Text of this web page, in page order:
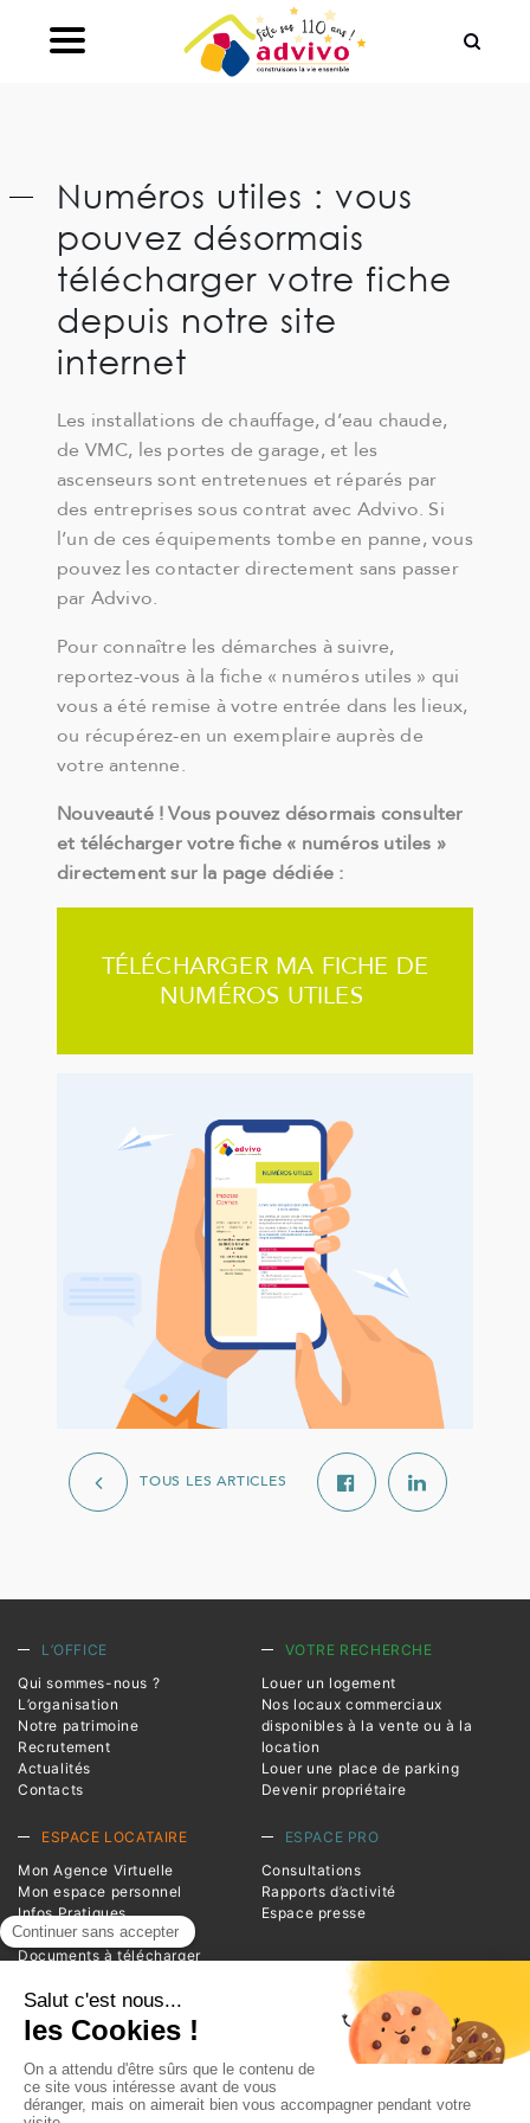
Numéros utiles : vous
pouvez désormais
télécharger votre fiche
depuis notre site
internet
Les installations de chauffage, d’eau chaude,
de VMC, les portes de garage, et les
ascenseurs sont entretenues et réparés par
des entreprises sous contrat avec Advivo. Si
l’un de ces équipements tombe en panne, vous
pouvez les contacter directement sans passer
par Advivo.
Pour connaître les démarches à suivre,
reportez-vous à la fiche « numéros utiles » qui
vous a été remise à votre entrée dans les lieux,
ou récupérez-en un exemplaire auprès de
votre antenne.
Nouveauté ! Vous pouvez désormais consulter
et télécharger votre fiche « numéros utiles »
directement sur la page dédiée :
TÉLÉCHARGER MA FICHE DE
NUMÉROS UTILES
TOUS LES ARTICLES
L’OFFICE
Qui sommes-nous ?
L’organisation
Notre patrimoine
Recrutement
Actualités
Contacts
VOTRE RECHERCHE
Louer un logement
Nos locaux commerciaux
disponibles à la vente ou à la
location
Louer une place de parking
Devenir propriétaire
ESPACE LOCATAIRE
Mon Agence Virtuelle
Mon espace personnel
Infos Pratiques
Magazine Entrée
Documents à télécharger
ESPACE PRO
Consultations
Rapports d’activité
Espace presse
INFORMATIONS
1 square de la Resistance
BP 20124